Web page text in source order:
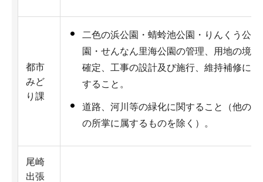
都市
みど
り課
二色の浜公園・蜻蛉池公園・りんくう公
園・せんなん里海公園の管理、用地の境界
確定、工事の設計及び施行、維持補修に関
すること。
道路、河川等の緑化に関すること（他の課
の所掌に属するものを除く）。
尾崎
出張